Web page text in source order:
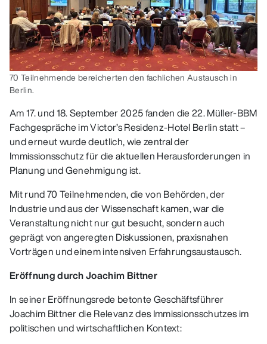
70 Teilnehmende bereicherten den fachlichen Austausch in
Berlin.
Am 17. und 18. September 2025 fanden die 22. Müller-BBM
Fachgespräche im Victor’s Residenz-Hotel Berlin statt –
und erneut wurde deutlich, wie zentral der
Immissionsschutz für die aktuellen Herausforderungen in
Planung und Genehmigung ist.
Mit rund 70 Teilnehmenden, die von Behörden, der
Industrie und aus der Wissenschaft kamen, war die
Veranstaltung nicht nur gut besucht, sondern auch
geprägt von angeregten Diskussionen, praxisnahen
Vorträgen und einem intensiven Erfahrungsaustausch.
Eröffnung durch Joachim Bittner
In seiner Eröffnungsrede betonte Geschäftsführer
Joachim Bittner die Relevanz des Immissionsschutzes im
politischen und wirtschaftlichen Kontext: